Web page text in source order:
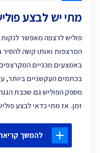
מתי יש לבצע
פוליש לרצפה מאפשר לנקות
המרצפות ואותו קשה להסיר
באמצעים מכניים
בכתמים העקשניים ביותר, עד
מספק הפוליש גם שכבת
זמן. אז מתי כדאי לבצע
להמשך